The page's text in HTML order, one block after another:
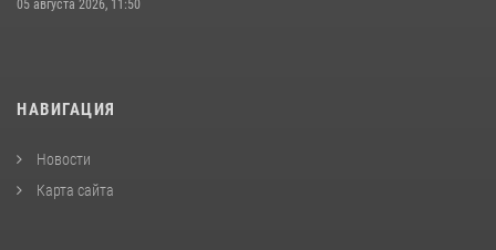
05 августа 2026, 11:50
НАВИГАЦИЯ
Новости
Карта сайта